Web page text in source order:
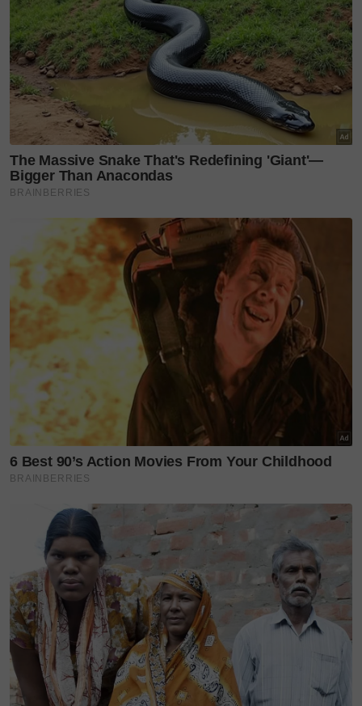
Sumber:Thrread 1,2
Layari portalSinarPlus untuk info terkini dan bermanfaat!
Jangan lupa follow kami diFacebook,Instagram,Threads
Twitter YouTube&TikTok. Join grup
untuk info dan kisah penuh inspirasi
Jangan lupa dapatkan promosi istimewa MAKANAN
KUCING TOMKRAFyang kini sudah berada di 37
cawangan KK Super Mart terpilih di Shah Alam atau beli
secara online di platform
Shopee Karangkraf Mall sekarang
Hafeez AlBukhary
hafiz bukhari
kanser usus tahap empat
Teruskan membaca
'Mesti adik tercari-cari ahli
keluarga...' – Dikenali suka...